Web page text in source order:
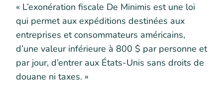
« L’exonération fiscale De Minimis est une loi
qui permet aux expéditions destinées aux
entreprises et consommateurs américains,
d’une valeur inférieure à 800 $ par personne et
par jour, d’entrer aux États-Unis sans droits de
douane ni taxes. »